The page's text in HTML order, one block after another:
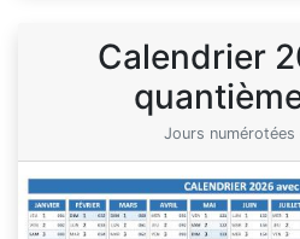
Calendrier
Jours numérotées